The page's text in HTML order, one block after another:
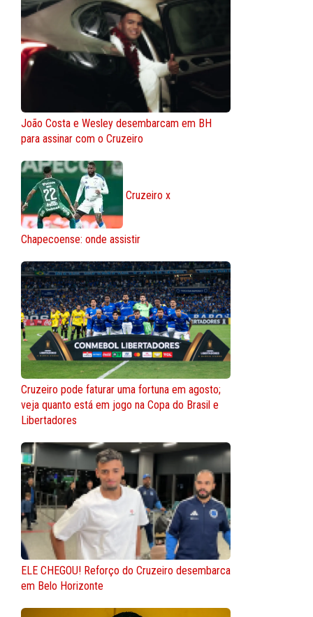
João Costa e Wesley desembarcam em BH
para assinar com o Cruzeiro
Cruzeiro x
Chapecoense: onde assistir
Cruzeiro pode faturar uma fortuna em agosto;
veja quanto está em jogo na Copa do Brasil e
Libertadores
ELE CHEGOU! Reforço do Cruzeiro desembarca
em Belo Horizonte